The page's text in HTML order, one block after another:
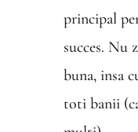
principal
succes. Nu
buna, insa
toti banii